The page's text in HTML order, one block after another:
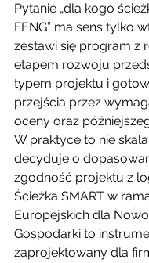
Pytanie „dla kogo
FENG” ma sens tylko
zestawi się program z
etapem rozwoju
typem projektu i
przejścia przez
oceny oraz
W praktyce to nie
decyduje o
zgodność projektu z
Ścieżka SMART w
Europejskich dla
Gospodarki to
zaprojektowany dla